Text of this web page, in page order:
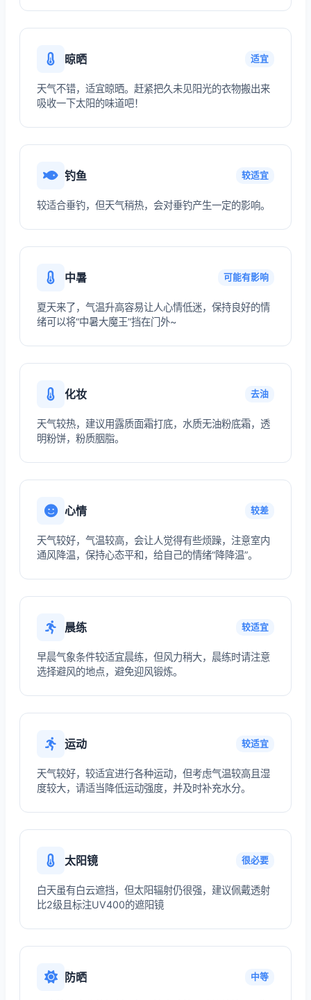
晾晒 适宜
天气不错，适宜晾晒。赶紧把久未见阳光的衣物搬出来
吸收一下太阳的味道吧！
钓鱼 较适宜
较适合垂钓，但天气稍热，会对垂钓产生一定的影响。
中暑 可能有影响
夏天来了，气温升高容易让人心情低迷，保持良好的情
绪可以将“中暑大魔王”挡在门外~
化妆 去油
天气较热，建议用露质面霜打底，水质无油粉底霜，透
明粉饼，粉质胭脂。
心情 较差
天气较好，气温较高，会让人觉得有些烦躁，注意室内
通风降温，保持心态平和，给自己的情绪“降降温”。
晨练 较适宜
早晨气象条件较适宜晨练，但风力稍大，晨练时请注意
选择避风的地点，避免迎风锻炼。
运动 较适宜
天气较好，较适宜进行各种运动，但考虑气温较高且湿
度较大，请适当降低运动强度，并及时补充水分。
太阳镜 很必要
白天虽有白云遮挡，但太阳辐射仍很强，建议佩戴透射
比2级且标注UV400的遮阳镜
防晒 中等